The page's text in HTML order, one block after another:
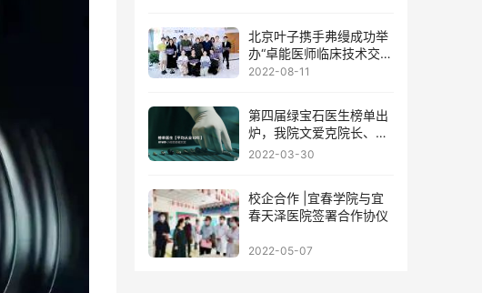
北京叶子携手弗缦成功举
办“卓能医师临床技术交流
会”
2022-08-11
第四届绿宝石医生榜单出
炉，我院文爱克院长、邹
功伟主任荣誉登榜!
2022-03-30
校企合作 |宜春学院与宜
春天泽医院签署合作协仪
2022-05-07